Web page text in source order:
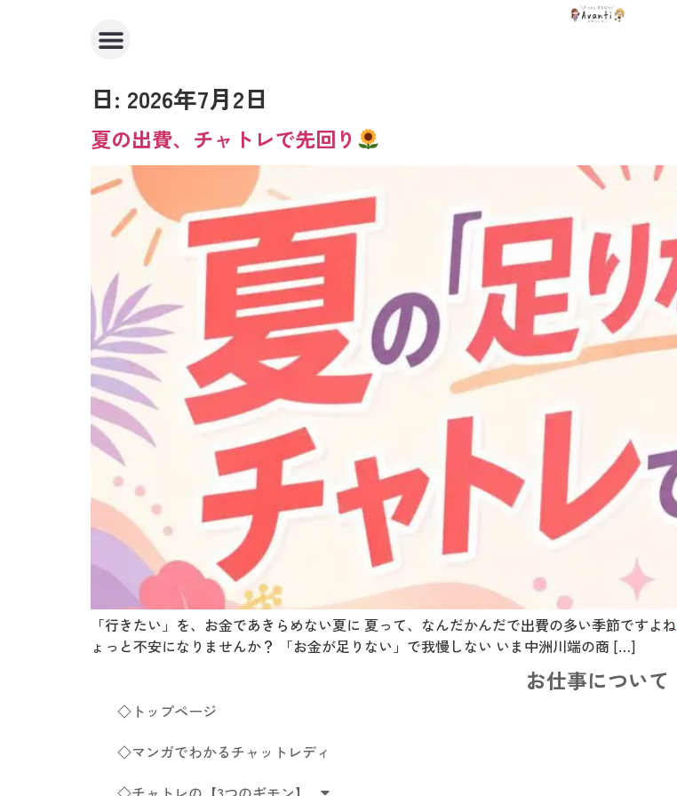
日: 2026年7月2日
夏の出費、チャトレで先回り
「行きたい」を、お金であきらめない夏に 夏って、なんだかんだで出費の多い季節ですよね
ょっと不安になりませんか？ 「お金が足りない」で我慢しない いま中洲川端の商 […]
お仕事について
◇トップページ
◇マンガでわかるチャットレディ